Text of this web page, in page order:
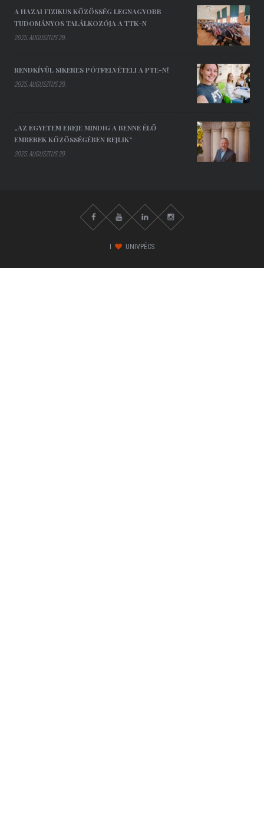
A HAZAI FIZIKUS KÖZÖSSÉG LEGNAGYOBB
TUDOMÁNYOS TALÁLKOZÓJA A TTK-N
2025. AUGUSZTUS 29.
RENDKÍVÜL SIKERES PÓTFELVÉTELI A PTE-N!
2025. AUGUSZTUS 29.
„AZ EGYETEM EREJE MINDIG A BENNE ÉLŐ
EMBEREK KÖZÖSSÉGÉBEN REJLIK”
2025. AUGUSZTUS 29.
I UNIVPÉCS